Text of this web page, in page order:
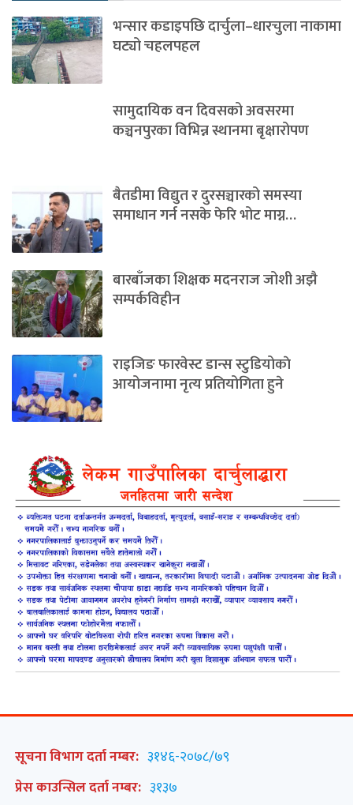
भन्सार कडाइपछि दार्चुला–धारचुला नाकामा
घट्यो चहलपहल
सामुदायिक वन दिवसको अवसरमा
कञ्चनपुरका विभिन्न स्थानमा बृक्षारोपण
बैतडीमा विद्युत र दुरसञ्चारको समस्या
समाधान गर्न नसके फेरि भोट माग्न…
बारबाँजका शिक्षक मदनराज जोशी अझै
सम्पर्कविहीन
राइजिङ फारवेस्ट डान्स स्टुडियोकाे
आयोजनामा नृत्य प्रतियोगिता हुने
सूचना विभाग दर्ता नम्बर: ३१४६-२०७८/७९
प्रेस काउन्सिल दर्ता नम्बर: ३१३७